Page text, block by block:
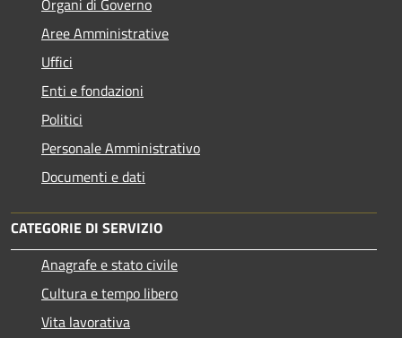
Aree Amministrative
Uffici
Enti e fondazioni
Politici
Personale Amministrativo
Documenti e dati
CATEGORIE DI SERVIZIO
Anagrafe e stato civile
Cultura e tempo libero
Vita lavorativa